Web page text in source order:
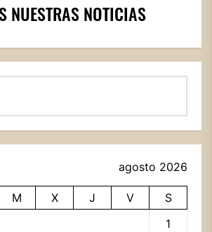
NUESTRAS NOTICIAS
agosto 2026
M X J V
S
1